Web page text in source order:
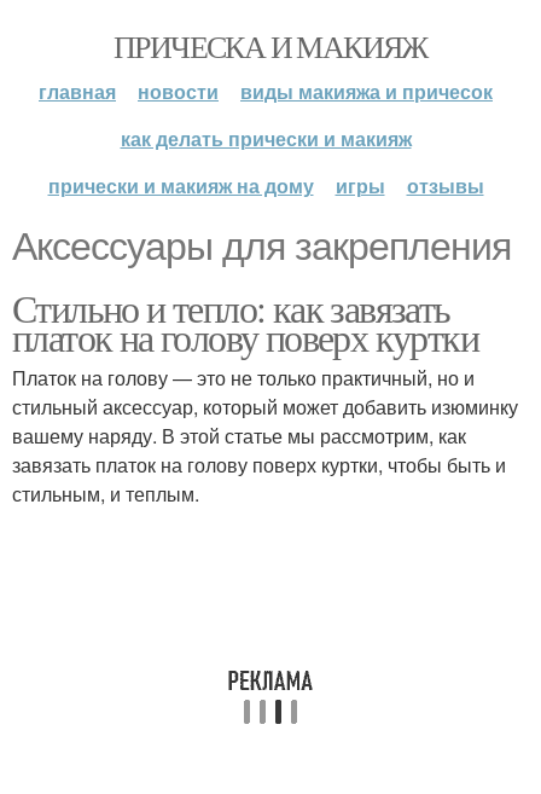
ПРИЧЕСКА И МАКИЯЖ
главная новости
виды макияжа и причесок
как делать прически и макияж
прически и макияж на дому
игры отзывы
Аксессуары для закрепления
Стильно и тепло: как завязать
платок на голову поверх куртки
Платок на голову — это не только практичный, но и
стильный аксессуар, который может добавить изюминку
вашему наряду. В этой статье мы рассмотрим, как
завязать платок на голову поверх куртки, чтобы быть и
стильным, и теплым.